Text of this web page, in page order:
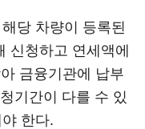
당 차량이 등록된
신청하고 연세액에
금융기관에 납부
기간이 다를 수 있
한다.